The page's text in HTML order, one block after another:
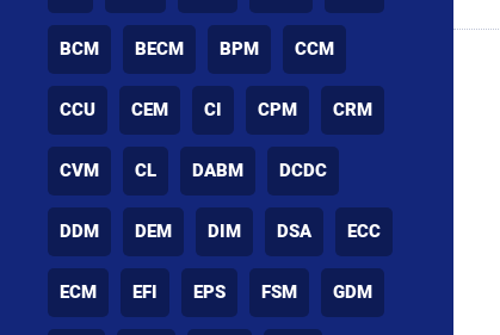
BCM BECM BPM CCM
CCU CEM CI CPM CRM
CVM CL DABM DCDC
DDM DEM DIM DSA ECC
ECM EFI EPS FSM GDM